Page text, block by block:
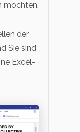
möchten.
der
Sie sind
Excel-